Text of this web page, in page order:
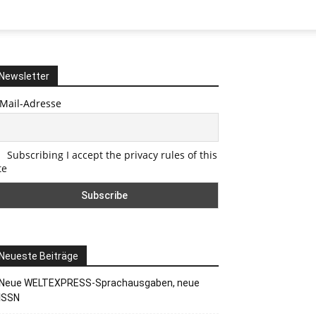
Newsletter
Adresse
Subscribing I accept the privacy rules of this
Neueste Beiträge
Neue WELTEXPRESS-Sprachausgaben, neue
ISSN